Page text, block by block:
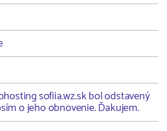
sofiia.wz.sk bol odstavený
o jeho obnovenie. Ďakujem.